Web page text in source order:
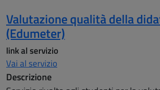
Valutazione qualità della
(Edumeter)
link al servizio
Vai al servizio
Descrizione